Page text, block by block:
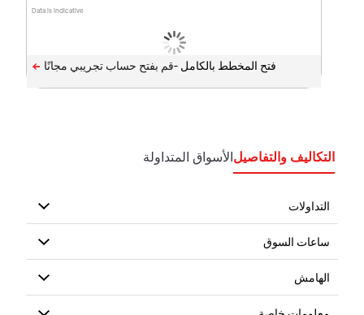
Data is indicative
فتح المخطط بالكامل -
التكاليف والتفاصيلالأسواق المتداولة